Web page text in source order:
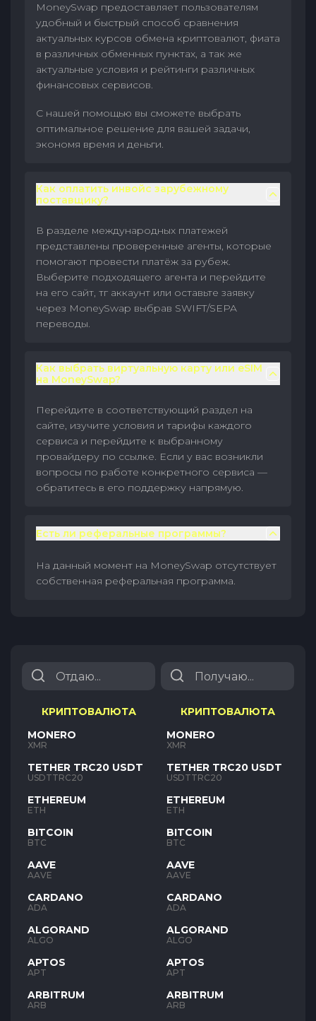
MoneySwap предоставляет пользователям
удобный и быстрый способ сравнения
актуальных курсов обмена криптовалют, фиата
в различных обменных пунктах, а так же
актуальные условия и рейтинги различных
финансовых сервисов.
С нашей помощью вы сможете выбрать
оптимальное решение для вашей задачи,
экономя время и деньги.
Как оплатить инвойс зарубежному
поставщику?
В разделе международных платежей
представлены проверенные агенты, которые
помогают провести платёж за рубеж.
Выберите подходящего агента и перейдите
на его сайт, тг аккаунт или оставьте заявку
через MoneySwap выбрав SWIFT/SEPA
переводы.
Как выбрать виртуальную карту или eSIM
на MoneySwap?
Перейдите в соответствующий раздел на
сайте, изучите условия и тарифы каждого
сервиса и перейдите к выбранному
провайдеру по ссылке. Если у вас возникли
вопросы по работе конкретного сервиса —
обратитесь в его поддержку напрямую.
Есть ли реферальные программы?
На данный момент на MoneySwap отсутствует
собственная реферальная программа.
КРИПТОВАЛЮТА
MONERO
XMR
TETHER TRC20 USDT
USDTTRC20
ETHEREUM
ETH
BITCOIN
BTC
AAVE
AAVE
CARDANO
ADA
ALGORAND
ALGO
APTOS
APT
ARBITRUM
ARB
КРИПТОВАЛЮТА
MONERO
XMR
TETHER TRC20 USDT
USDTTRC20
ETHEREUM
ETH
BITCOIN
BTC
AAVE
AAVE
CARDANO
ADA
ALGORAND
ALGO
APTOS
APT
ARBITRUM
ARB